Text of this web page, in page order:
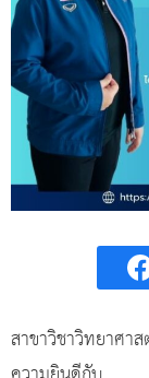
สาขาวิชาวิทยาศา